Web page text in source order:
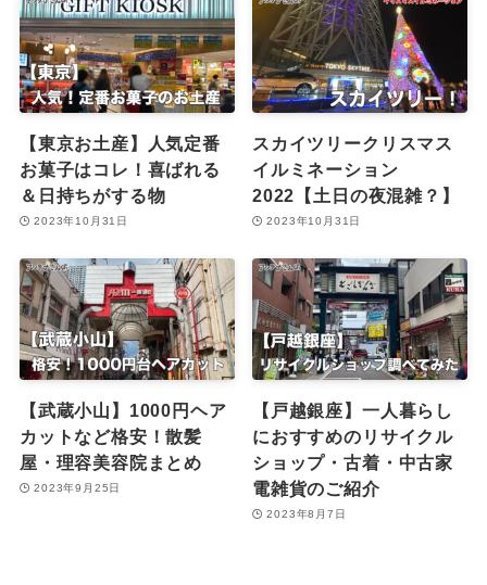
【東京お土産】人気定番
お菓子はコレ！喜ばれる
＆日持ちがする物
2023年10月31日
スカイツリークリスマス
イルミネーション
2022【土日の夜混雑？】
2023年10月31日
【武蔵小山】1000円ヘア
カットなど格安！散髪
屋・理容美容院まとめ
2023年9月25日
【戸越銀座】一人暮らし
におすすめのリサイクル
ショップ・古着・中古家
電雑貨のご紹介
2023年8月7日